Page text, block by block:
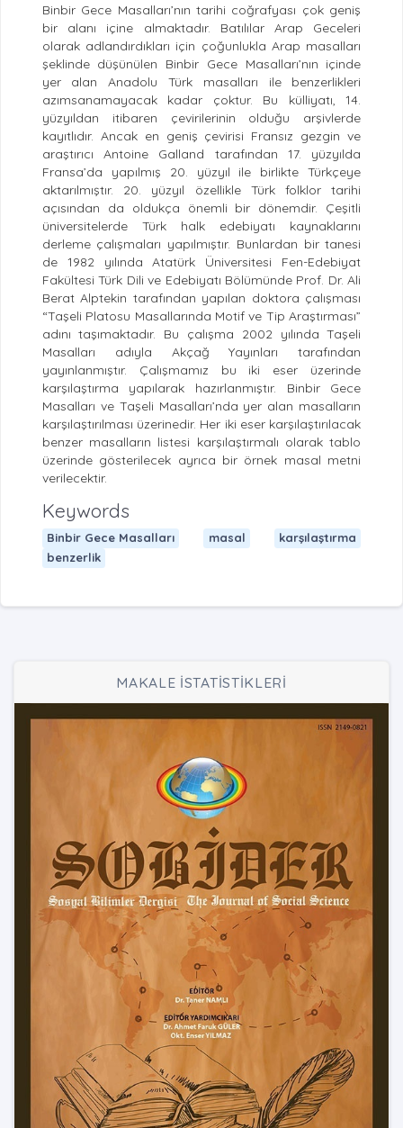
Binbir Gece Masalları’nın tarihi coğrafyası çok geniş
bir alanı içine almaktadır. Batılılar Arap Geceleri
olarak adlandırdıkları için çoğunlukla Arap masalları
şeklinde düşünülen Binbir Gece Masalları’nın içinde
yer alan Anadolu Türk masalları ile benzerlikleri
azımsanamayacak kadar çoktur. Bu külliyatı, 14.
yüzyıldan itibaren çevirilerinin olduğu arşivlerde
kayıtlıdır. Ancak en geniş çevirisi Fransız gezgin ve
araştırıcı Antoine Galland tarafından 17. yüzyılda
Fransa’da yapılmış 20. yüzyıl ile birlikte Türkçeye
aktarılmıştır. 20. yüzyıl özellikle Türk folklor tarihi
açısından da oldukça önemli bir dönemdir. Çeşitli
üniversitelerde Türk halk edebiyatı kaynaklarını
derleme çalışmaları yapılmıştır. Bunlardan bir tanesi
de 1982 yılında Atatürk Üniversitesi Fen-Edebiyat
Fakültesi Türk Dili ve Edebiyatı Bölümünde Prof. Dr. Ali
Berat Alptekin tarafından yapılan doktora çalışması
“Taşeli Platosu Masallarında Motif ve Tip Araştırması”
adını taşımaktadır. Bu çalışma 2002 yılında Taşeli
Masalları adıyla Akçağ Yayınları tarafından
yayınlanmıştır. Çalışmamız bu iki eser üzerinde
karşılaştırma yapılarak hazırlanmıştır. Binbir Gece
Masalları ve Taşeli Masalları’nda yer alan masalların
karşılaştırılması üzerinedir. Her iki eser karşılaştırılacak
benzer masalların listesi karşılaştırmalı olarak tablo
üzerinde gösterilecek ayrıca bir örnek masal metni
verilecektir.
Keywords
Binbir Gece Masalları masal
karşılaştırma
benzerlik
MAKALE İSTATİSTİKLERİ